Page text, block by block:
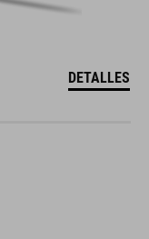
DETALLES